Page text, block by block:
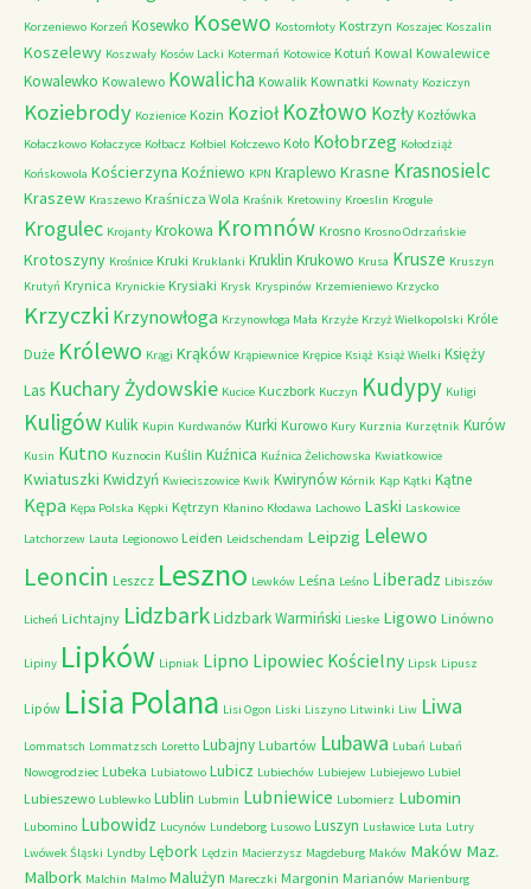
Korzeniewo Korzeń Kosewko Kosewo Kostomłoty Kostrzyn Koszajec Koszalin
Koszelewy Koszwały Kosów Lacki Kotermań Kotowice Kotuń Kowal Kowalewice
Kowalewko Kowalewo Kowalicha Kowalik Kownatki Kownaty Koziczyn
Koziebrody Kozienice Kozin Kozioł Kozłowo Kozły Kozłówka
Kołaczkowo Kołaczyce Kołbacz Kołbiel Kołczewo Koło Kołobrzeg Kołodziąż
Końskowola Kościerzyna Koźniewo KPN Kraplewo Krasne Krasnosielc
Kraszew Kraszewo Kraśnicza Wola Kraśnik Kretowiny Kroeslin Krogule
Krogulec Krojanty Krokowa Kromnów Krosno Krosno Odrzańskie
Krotoszyny Krośnice Kruki Kruklanki Kruklin Krukowo Krusa Krusze Kruszyn
Krutyń Krynica Krynickie Krysiaki Krysk Kryspinów Krzemieniewo Krzycko
Krzyczki Krzynowłoga Krzynowłoga Mała Krzyże Krzyż Wielkopolski Króle
Duże Królewo Krągi Krąków Krąpiewnice Krępice Książ Książ Wielki Księży
Las Kuchary Żydowskie Kucice Kuczbork Kuczyn Kudypy Kuligi
KuligówKulik Kupin Kurdwanów Kurki Kurowo Kury Kurznia Kurzętnik Kurów
Kusin Kutno Kuznocin Kuślin Kuźnica Kuźnica Żelichowska Kwiatkowice
Kwiatuszki Kwidzyń Kwieciszowice Kwik Kwirynów Kórnik Kąp Kątki Kątne
Kępa Kępa Polska Kępki Kętrzyn Kłanino Kłodawa Lachowo Laski Laskowice
Latchorzew Lauta Legionowo Leiden Leidschendam Leipzig Lelewo
Leoncin Leszcz Leszno Lewków Leśna Leśno Liberadz Libiszów
Licheń Lichtajny LidzbarkLidzbark Warmiński Lieske Ligowo Linówno
Lipiny Lipków Lipniak Lipno Lipowiec Kościelny Lipsk Lipusz
Lipów Lisia Polana Lisi Ogon Liski Liszyno Litwinki Liw Liwa
Lommatsch Lommatzsch Loretto Lubajny Lubartów Lubawa Lubań Lubań
Nowogrodziec Lubeka Lubiatowo Lubicz Lubiechów Lubiejew Lubiejewo Lubiel
Lubieszewo Lublewko Lublin Lubmin Lubniewice Lubomierz Lubomin
Lubomino Lubowidz Lucynów Lundeborg Lusowo Luszyn Lusławice Luta Lutry
Lwówek Śląski Lyndby Lębork Lędzin Macierzysz Magdeburg Maków Maków Maz.
Malbork Malchin Malmo Malużyn Mareczki Margonin Marianów Marienburg